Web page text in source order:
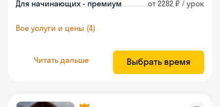
Для начинающих - премиум от 2282 ₽ / урок
Все услуги и цены (4)
Читать дальше Выбрать время